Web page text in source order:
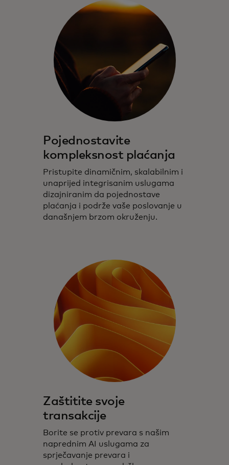
Pojednostavite
kompleksnost plaćanja
Pristupite dinamičnim, skalabilnim i
unaprijed integrisanim uslugama
dizajniranim da pojednostave
plaćanja i podrže vaše poslovanje u
današnjem brzom okruženju.
Zaštitite svoje
transakcije
Borite se protiv prevara s našim
naprednim AI uslugama za
sprječavanje prevara i